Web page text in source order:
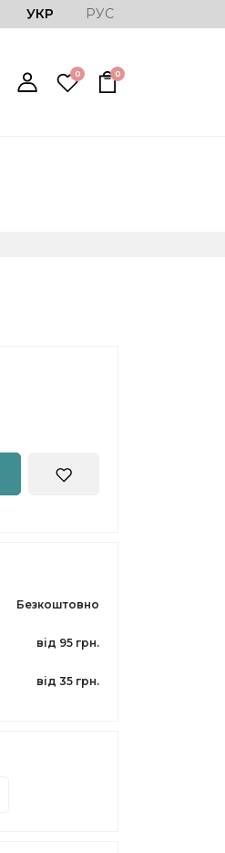
УКР РУС
0 0
Безкоштовно
від 95 грн.
від 35 грн.